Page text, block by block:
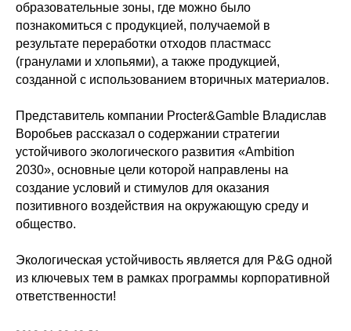
образовательные зоны, где можно было
познакомиться с продукцией, получаемой в
результате переработки отходов пластмасс
(гранулами и хлопьями), а также продукцией,
созданной с использованием вторичных материалов.
Представитель компании Procter&Gamble Владислав
Воробьев рассказал о содержании стратегии
устойчивого экологического развития «Ambition
2030», основные цели которой направлены на
создание условий и стимулов для оказания
позитивного воздействия на окружающую среду и
общество.
Экологическая устойчивость является для P&G одной
из ключевых тем в рамках программы корпоративной
ответственности!